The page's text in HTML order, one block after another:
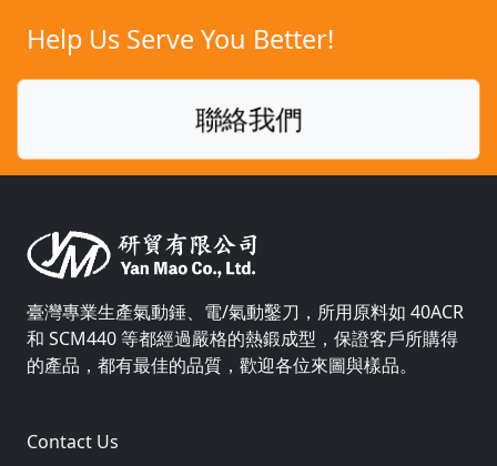
Help Us Serve You Better!
聯絡我們
臺灣專業生產氣動錘、電/氣動鑿刀，所用原料如 40ACR
和 SCM440 等都經過嚴格的熱鍛成型，保證客戶所購得
的產品，都有最佳的品質，歡迎各位來圖與樣品。
Contact Us